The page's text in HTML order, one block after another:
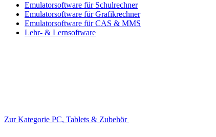
Emulatorsoftware für Schulrechner
Emulatorsoftware für Grafikrechner
Emulatorsoftware für CAS & MMS
Lehr- & Lernsoftware
Zur Kategorie PC, Tablets & Zubehör